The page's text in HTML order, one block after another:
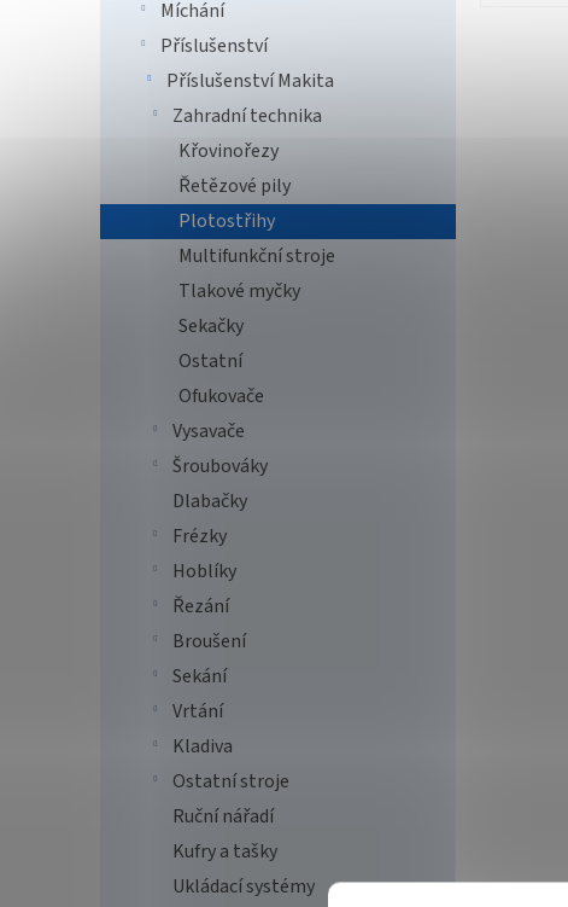
Míchání
Příslušenství
Příslušenství Makita
Zahradní technika
Křovinořezy
Řetězové pily
Plotostřihy
Multifunkční stroje
Tlakové myčky
Sekačky
Ostatní
Ofukovače
Vysavače
Šroubováky
Dlabačky
Frézky
Hoblíky
Řezání
Broušení
Sekání
Vrtání
Kladiva
Ostatní stroje
Ruční nářadí
Kufry a tašky
Ukládací systémy